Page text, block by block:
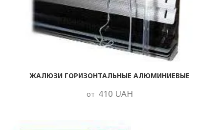
ЖАЛЮЗИ ГОРИЗОНТАЛЬНЫЕ АЛЮМИНИЕВЫЕ
от 410 UAH